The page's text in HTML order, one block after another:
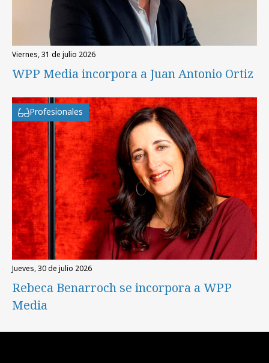
viernes, 31 de julio 2026
WPP Media incorpora a Juan Antonio Ortiz
Profesionales
jueves, 30 de julio 2026
Rebeca Benarroch se incorpora a WPP
Media